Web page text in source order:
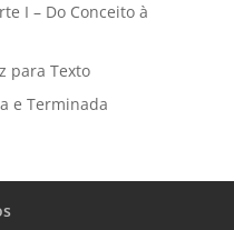
I – Do Conceito à
para Texto
e Terminada